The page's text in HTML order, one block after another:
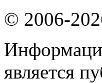
© 2006-
является